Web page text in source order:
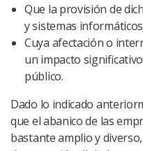
Que la provisión de
y sistemas
Cuya afectación o
un impacto
público.
Dado lo indicado
que el abanico de las
bastante amplio y